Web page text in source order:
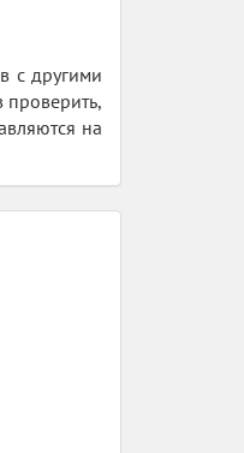
с другими
на